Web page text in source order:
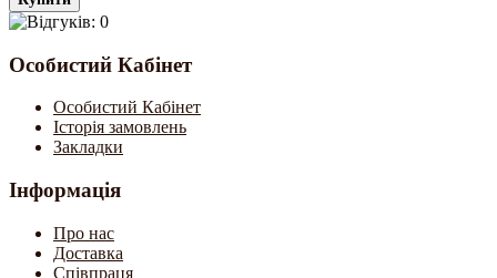
Особистий Кабінет
Особистий Кабінет
Історія замовлень
Закладки
Інформація
Про нас
Доставка
Співпраця